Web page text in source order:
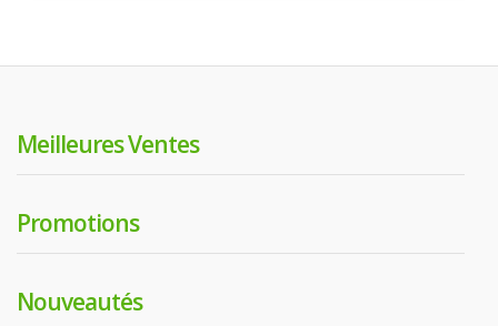
Meilleures Ventes
Promotions
Nouveautés